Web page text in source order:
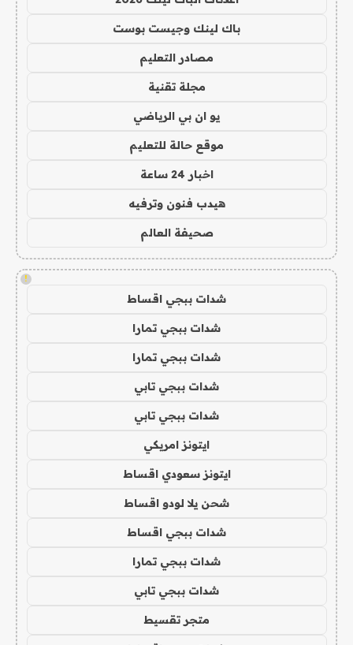
باك لينك وجيست بوست
مصادر التعليم
مجلة تقنية
يو ان بي الرياضي
موقع حالة للتعليم
اخبار 24 ساعة
هيدب فنون وترفيه
صحيفة العالم
!
شدات ببجي اقساط
شدات ببجي تمارا
شدات ببجي تمارا
شدات ببجي تابي
شدات ببجي تابي
ايتونز امريكي
ايتونز سعودي اقساط
شحن يلا لودو اقساط
شدات ببجي اقساط
شدات ببجي تمارا
شدات ببجي تابي
متجر تقسيط